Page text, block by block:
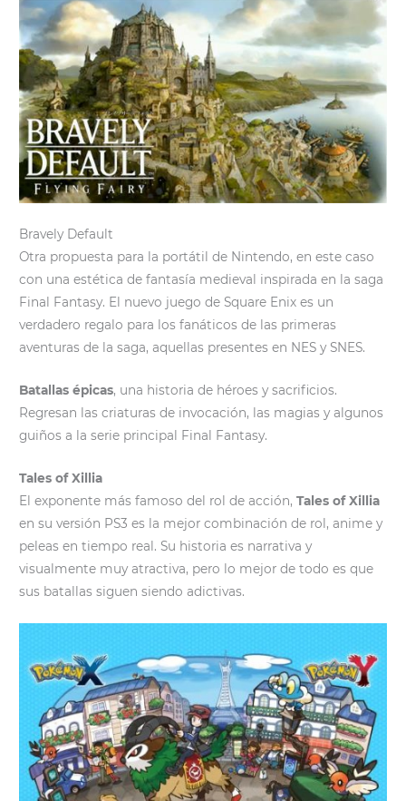
Bravely Default
Otra propuesta para la portátil de Nintendo, en este caso
con una estética de fantasía medieval inspirada en la saga
Final Fantasy. El nuevo juego de Square Enix es un
verdadero regalo para los fanáticos de las primeras
aventuras de la saga, aquellas presentes en NES y SNES.
Batallas épicas, una historia de héroes y sacrificios.
Regresan las criaturas de invocación, las magias y algunos
guiños a la serie principal Final Fantasy.
Tales of Xillia
El exponente más famoso del rol de acción,Tales of Xillia
en su versión PS3 es la mejor combinación de rol, anime y
peleas en tiempo real. Su historia es narrativa y
visualmente muy atractiva, pero lo mejor de todo es que
sus batallas siguen siendo adictivas.